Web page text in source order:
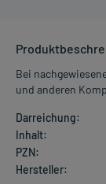
Bei
und anderen
Darreichung:
Inhalt:
PZN:
Hersteller: